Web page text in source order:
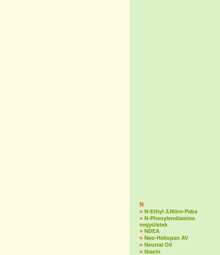
N
» N-Ethyl-3.Nitro-Paba
» N-Phenylendiamine
vegyületek
» NDEA
» Neo-Heliopan AV
» Neutral Oil
» Niacin